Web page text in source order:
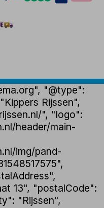
"@type":
Rijssen",
", "logo":
header/main-
img/pand-
13", "postalCode":
"Rijssen",